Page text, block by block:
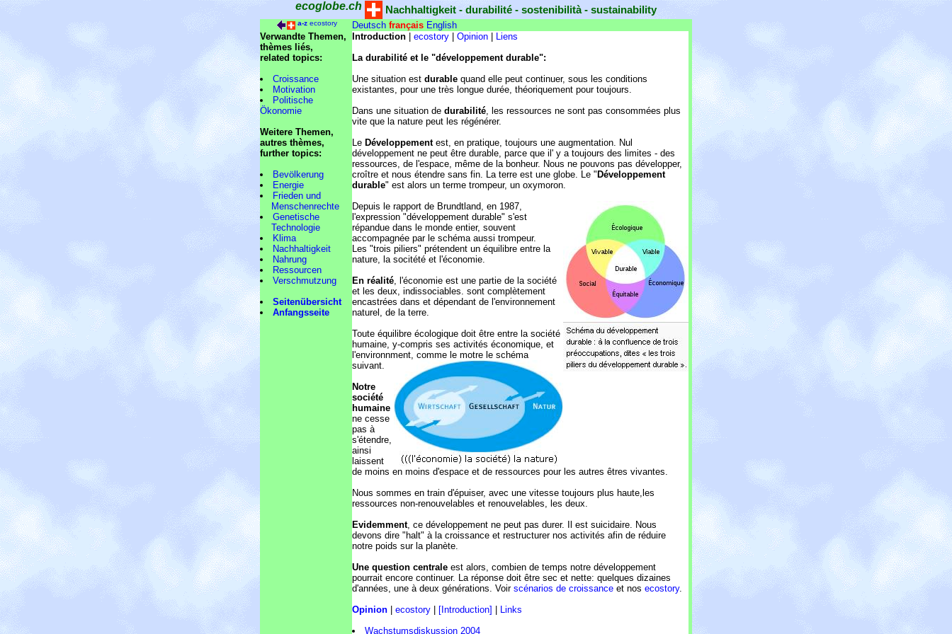
ecoglobe.ch Nachhaltigkeit - durabilité - sostenibilità - sustainability
a-z ecostory Deutsch français English
Verwandte Themen,
thèmes liés,
related topics:
Croissance
Motivation
Politische
Ökonomie
Weitere Themen,
autres thèmes,
further topics:
Bevölkerung
Energie
Frieden und
Menschenrechte
Genetische
Technologie
Klima
Nachhaltigkeit
Nahrung
Ressourcen
Verschmutzung
Seitenübersicht
Anfangsseite
Introduction ecostory Opinion
Liens
La durabilité et le "développement durable":
Une situation est durable quand elle peut continuer, sous les conditions
existantes, pour une très longue durée, théoriquement pour toujours.
Dans une situation de durabilité, les ressources ne sont pas consommées plus
vite que la nature peut les régénérer.
Le Développementest, en pratique, toujours une augmentation. Nul
développement ne peut être durable, parce que il' y a toujours des limites - des
ressources, de l'espace, même de la bonheur. Nous ne pouvons pas développer,
croître et nous étendre sans fin. La terre est une globe. Le " Développement
durable" est alors un terme trompeur, un oxymoron.
Depuis le rapport de Brundtland, en 1987,
l'expression "développement durable" s'est
répandue dans le monde entier, souvent
accompagnée par le schéma aussi trompeur.
Les "trois piliers" prétendent un équilibre entre la
nature, la socitété et l'économie.
En réalité, l'économie est une partie de la société
et les deux, indissociables. sont complètement
encastrées dans et dépendant de l'environnement
naturel, de la terre.
Toute équilibre écologique doit être entre la société
humaine, y-compris ses activités économique, et
l'environnment, comme le motre le schéma
suivant.
Notre
société
humaine
ne cesse
pas à
s'étendre,
ainsi
laissent
de moins en moins d'espace et de ressources pour les autres êtres vivantes.
Nous sommes en train d'épuiser, avec une vitesse toujours plus haute,les
ressources non-renouvelables et renouvelables, les deux.
Evidemment, ce développement ne peut pas durer. Il est suicidaire. Nous
devons dire "halt" à la croissance et restructurer nos activités afin de réduire
notre poids sur la planète.
Une question centrale est alors, combien de temps notre développement
pourrait encore continuer. La réponse doit être sec et nette: quelques dizaines
d'années, une à deux générations. Voir scénarios de croissance et nos ecostory.
Opinion
ecostory [Introduction]
Links
Wachstumsdiskussion 2004